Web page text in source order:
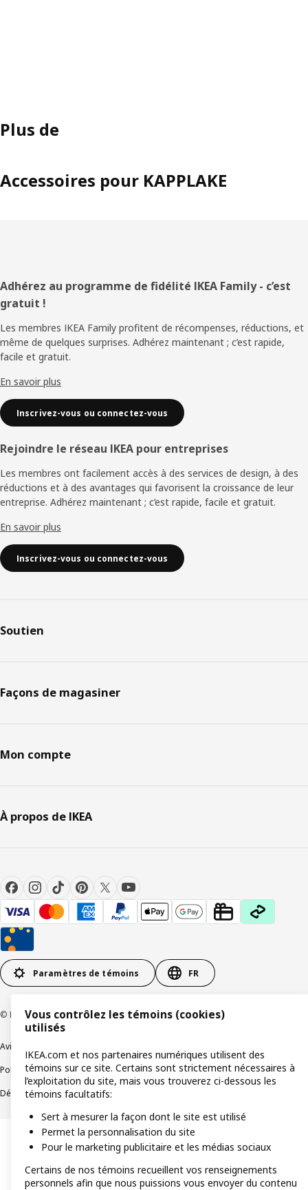
Plus de
Accessoires pour KAPPLAKE
Pied
de
page
Adhérez au programme de fidélité IKEA Family - c’est
gratuit !
Les membres IKEA Family profitent de récompenses, réductions, et
même de quelques surprises. Adhérez maintenant ; c’est rapide,
facile et gratuit.
En savoir plus
Inscrivez-vous ou connectez-vous
Rejoindre le réseau IKEA pour entreprises
Les membres ont facilement accès à des services de design, à des
réductions et à des avantages qui favorisent la croissance de leur
entreprise. Adhérez maintenant ; c’est rapide, facile et gratuit.
En savoir plus
Inscrivez-vous ou connectez-vous
Soutien
Façons de magasiner
Mon compte
À propos de IKEA
Paramètres de témoins FR
© Inter IKEA Systems B.V 1999-2026
Avis de confidentialité
Politique de divulgation responsableModalités
Déclaration sur le travail forcé et les enfants
Vous contrôlez les témoins (cookies)
utilisés
IKEA.com et nos partenaires numériques utilisent des
témoins sur ce site. Certains sont strictement nécessaires à
l’exploitation du site, mais vous trouverez ci-dessous les
témoins facultatifs:
Sert à mesurer la façon dont le site est utilisé
Permet la personnalisation du site
Pour le marketing publicitaire et les médias sociaux
Certains de nos témoins recueillent vos renseignements
personnels afin que nous puissions vous envoyer du contenu